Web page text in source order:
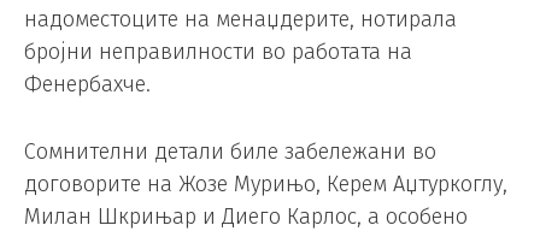
надоместоците на менаџдерите, нотирала
бројни неправилности во работата на
Фенербахче.
Сомнителни детали биле забележани во
договорите на Жозе Мурињо, Керем Аџтуркоглу,
Милан Шкрињар и Диего Карлос, а особено